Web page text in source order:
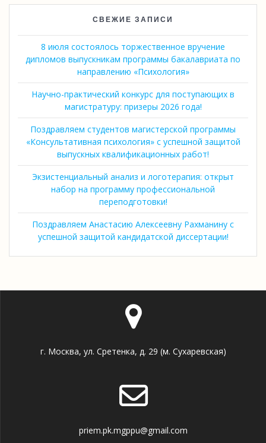
СВЕЖИЕ ЗАПИСИ
8 июля состоялось торжественное вручение
дипломов выпускникам программы бакалавриата по
направлению «Психология»
Научно-практический конкурс для поступающих в
магистратуру: призеры 2026 года!
Поздравляем студентов магистерской программы
«Консультативная психология» с успешной защитой
выпускных квалификационных работ!
Экзистенциальный анализ и логотерапия: открыт
набор на программу профессиональной
переподготовки!
Поздравляем Анастасию Алексеевну Рахманину с
успешной защитой кандидатской диссертации!
г. Москва, ул. Сретенка, д. 29 (м. Сухаревская)
priem.pk.mgppu@gmail.com